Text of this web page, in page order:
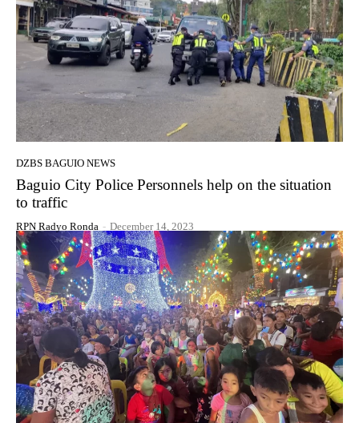
DZBS BAGUIO NEWS
Baguio City Police Personnels help on the situation
to traffic
RPN Radyo Ronda - December 14, 2023